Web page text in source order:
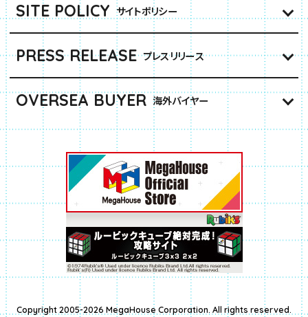
SITE POLICY サイトポリシー
PRESS RELEASE プレスリリース
OVERSEA BUYER 海外バイヤー
Copyright 2005-2026 MegaHouse Corporation. All rights reserved.